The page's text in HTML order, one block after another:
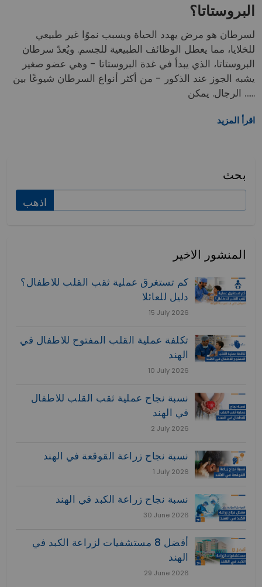
البروستاتا؟
لسرطان هو مرض يهدد الحياة ويسبب نموًا غير طبيعي
للخلايا، مما يعطل الوظائف الطبيعية للجسم. ويُعدّ سرطان
البروستاتا، الذي يبدأ في غدة البروستاتا - وهي عضو صغير
يشبه الجوز عند الذكور - من أكثر أنواع السرطان شيوعًا بين
الرجال. يمكن ......
اقرأ المزيد
بحث
المنشور الاخير
كم تستغرق عملية ثقب القلب للاطفال؟
دليل للعائلا
15 July 2026
تكلفة عملية القلب المفتوح للاطفال في
الهند
10 July 2026
نسبة نجاح عملية ثقب القلب للاطفال
في الهند
2 July 2026
نسبة نجاح زراعة القوقعة في الهند
1 July 2026
نسبة نجاح زراعة الكبد في الهند
30 June 2026
أفضل 8 مستشفيات لزراعة الكبد في
الهند
29 June 2026